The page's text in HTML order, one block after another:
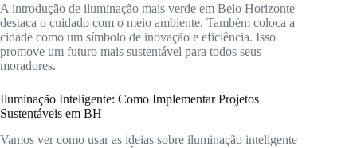
A introdução de iluminação mais verde em Belo Horizonte
destaca o cuidado com o meio ambiente. Também coloca a
cidade como um símbolo de inovação e eficiência. Isso
promove um futuro mais sustentável para todos seus
moradores.
Iluminação Inteligente: Como Implementar Projetos
Sustentáveis em BH
Vamos ver como usar as ideias sobre iluminação inteligente